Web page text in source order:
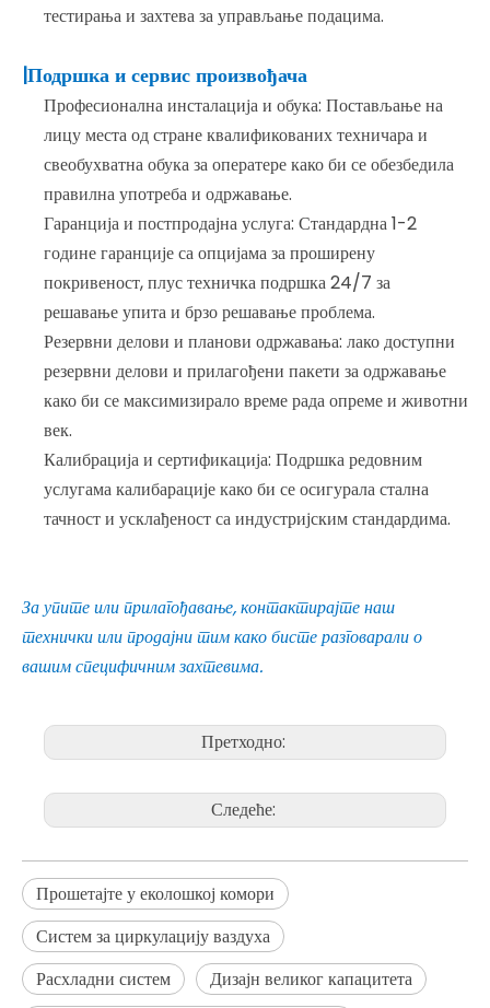
тестирања и захтева за управљање подацима.
|Подршка и сервис произвођача
Професионална инсталација и обука: Постављање на
лицу места од стране квалификованих техничара и
свеобухватна обука за оператере како би се обезбедила
правилна употреба и одржавање.
Гаранција и постпродајна услуга: Стандардна 1-2
године гаранције са опцијама за проширену
покривеност, плус техничка подршка 24/7 за
решавање упита и брзо решавање проблема.
Резервни делови и планови одржавања: лако доступни
резервни делови и прилагођени пакети за одржавање
како би се максимизирало време рада опреме и животни
век.
Калибрација и сертификација: Подршка редовним
услугама калибарације како би се осигурала стална
тачност и усклађеност са индустријским стандардима.
За упите или прилагођавање, контактирајте наш
технички или продајни тим како бисте разговарали о
вашим специфичним захтевима.
Претходно:
Следеће:
Прошетајте у еколошкој комори
Систем за циркулацију ваздуха
Расхладни систем
Дизајн великог капацитета